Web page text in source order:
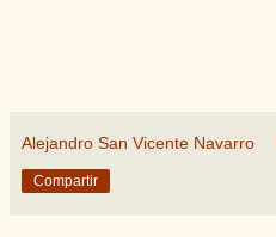
Alejandro San Vicente Navarro
Compartir